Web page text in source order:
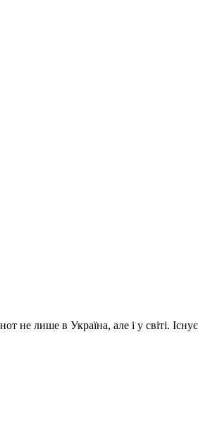
лише в Україна, але і у світі.